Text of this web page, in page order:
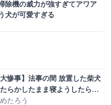
除機の威力が強すぎてアワア
犬が可愛すぎる
大惨事】法事の間 放置した柴犬
らかしたまま寝ようしたら…
たろう